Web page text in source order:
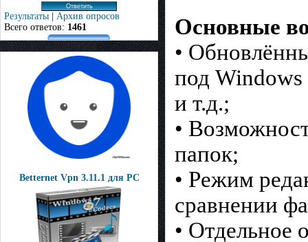
Результаты | Архив опросов
Всего ответов: 1461
Betternet Vpn 3.11.1 для PC
Основные
•
под Windows
и т.д.;
•
папок;
• Режим
сравнении
• Отдельное